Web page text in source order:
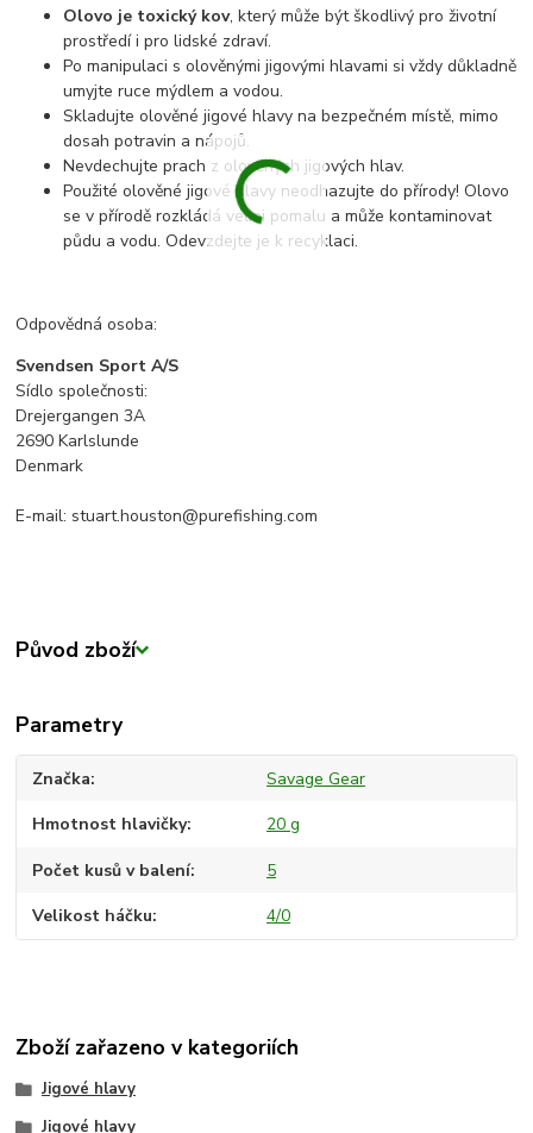
Olovo je toxický kov, který může být škodlivý pro životní
prostředí i pro lidské zdraví.
Po manipulaci s olověnými jigovými hlavami si vždy důkladně
umyjte ruce mýdlem a vodou.
Skladujte olověné jigové hlavy na bezpečném místě, mimo
dosah potravin a nápojů.
Nevdechujte prach z olověných jigových hlav.
Použité olověné jigové hlavy neodhazujte do přírody! Olovo
se v přírodě rozkládá velmi pomalu a může kontaminovat
půdu a vodu. Odevzdejte je k recyklaci.
Odpovědná osoba:
Svendsen Sport A/S
Sídlo společnosti:
Drejergangen 3A
2690 Karlslunde
Denmark
E-mail: stuart.houston@purefishing.com
Původ zboží
Parametry
Značka Savage Gear
Hmotnost hlavičky 20 g
Počet kusů v balení 5
Velikost háčku 4/0
Zboží zařazeno v kategoriích
Jigové hlavy
Jigové hlavy